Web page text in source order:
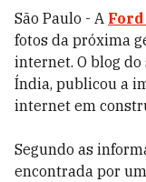
São Paulo - A Ford
fotos da próxima
internet. O blog
Índia, publicou a
internet em
Segundo as
encontrada por